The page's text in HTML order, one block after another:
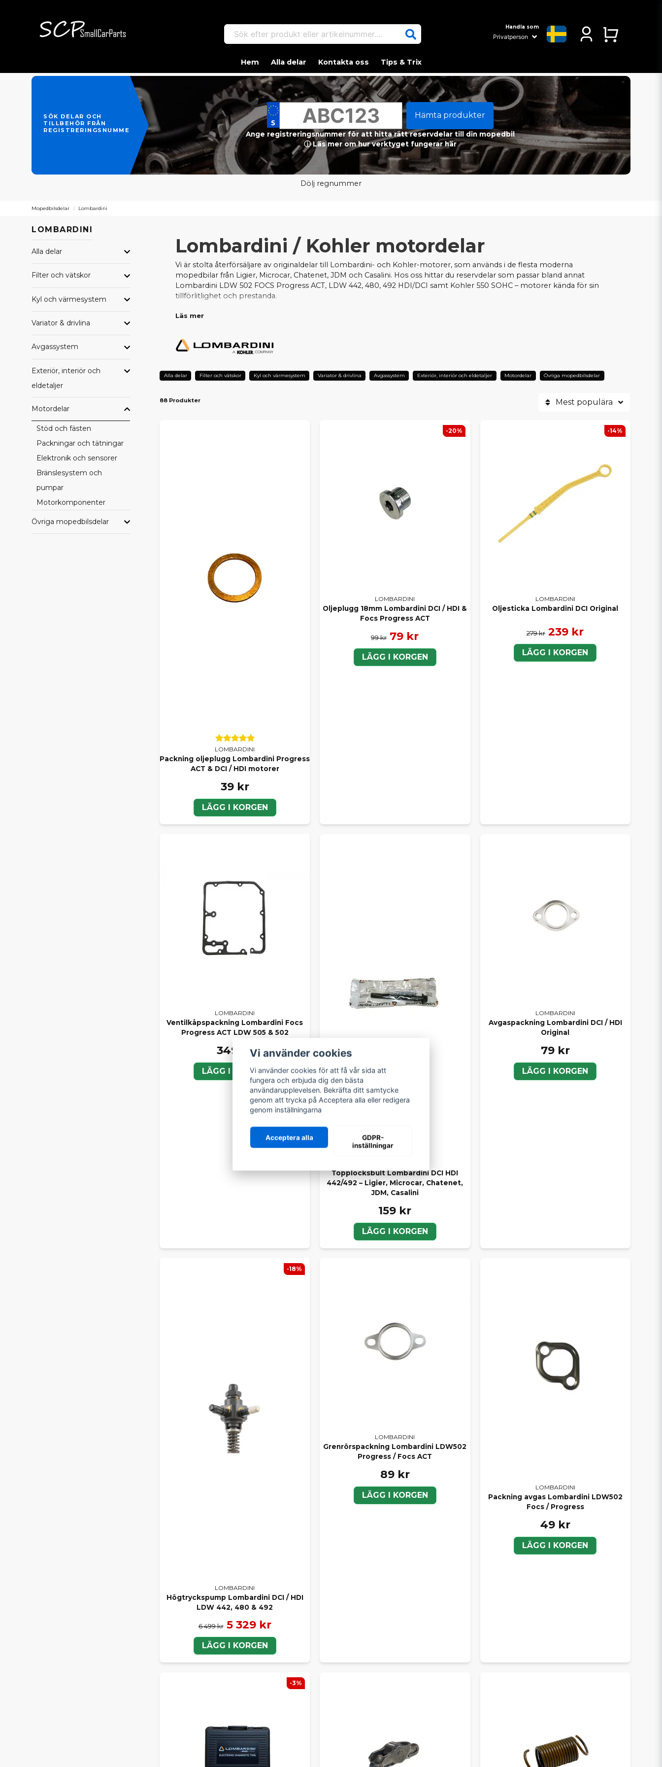
Sök efter produkt eller artikelnummer.... Handla som
Hem Alla delar Kontakta oss Tips & Trix
SÖK DELAR OCH
TILLBEHÖR FRÅN
REGISTRERINGSNUMMER
Hämta produkter
Ange registreringsnummer för att hitta rätt reservdelar till din mopedbil
ⓘ Läs mer om hur verktyget fungerar här
Dölj regnummer
Mopedbilsdelar Lombardini
LOMBARDINI
Alla delar
Filter och vätskor
Kyl och värmesystem
Variator & drivlina
Avgassystem
Exteriör, interiör och
eldetaljer
Motordelar
Stöd och fästen
Packningar och tätningar
Elektronik och sensorer
Bränslesystem och
pumpar
Motorkomponenter
Övriga mopedbilsdelar
Lombardini / Kohler motordelar
Vi är stolta återförsäljare av originaldelar till Lombardini- och Kohler-motorer, som används i de flesta moderna
mopedbilar från Ligier, Microcar, Chatenet, JDM och Casalini. Hos oss hittar du reservdelar som passar bland annat
Lombardini LDW 502 FOCS Progress ACT, LDW 442, 480, 492 HDI/DCI samt Kohler 550 SOHC – motorer kända för sin
tillförlitlighet och prestanda.
Vi erbjuder ett komplett sortiment av originalkomponenter: allt från filter, packningar och tätningar till glödstift,
leverans – så att du kan hålla fordonet i drift utan onödiga dröjsmål.
När du väljer att handla originaldelar från oss får du inte bara rätt passform och kvalitet – du får även trygghet och support
Läs mer
Alla delar Filter och vätskor Kyl och värmesystem Variator & drivlina Avgassystem Exteriör, interiör och eldetaljer Motordelar Övriga mopedbilsdelar
88 Produkter Mest populära
LOMBARDINI
Packning oljeplugg Lombardini Progress
ACT & DCI / HDI motorer
39 kr
LÄGG I KORGEN
LOMBARDINI
Oljeplugg 18mm Lombardini DCI / HDI &
Focs Progress ACT
99 kr 79 kr
LÄGG I KORGEN
-20%
LOMBARDINI
Oljesticka Lombardini DCI Original
279 kr 239 kr
LÄGG I KORGEN
-14%
LOMBARDINI
Ventilkåpspackning Lombardini Focs
Progress ACT LDW 505 & 502
349 kr
LÄGG I KORGEN
Topplocksbult Lombardini DCI HDI
442/492 – Ligier, Microcar, Chatenet,
JDM, Casalini
159 kr
LÄGG I KORGEN
LOMBARDINI
Avgaspackning Lombardini DCI / HDI
Original
79 kr
LÄGG I KORGEN
LOMBARDINI
Högtryckspump Lombardini DCI / HDI
LDW 442, 480 & 492
6 499 kr 5 329 kr
LÄGG I KORGEN
-18%
LOMBARDINI
Grenrörspackning Lombardini LDW502
Progress / Focs ACT
89 kr
LÄGG I KORGEN
LOMBARDINI
Packning avgas Lombardini LDW502
Focs / Progress
49 kr
LÄGG I KORGEN
-3%
Vi använder cookies
Vi använder cookies för att få vår sida att
fungera och erbjuda dig den bästa
användarupplevelsen. Bekräfta ditt samtycke
genom att trycka på Acceptera alla eller redigera
genom inställningarna
Acceptera alla
GDPR-
inställningar